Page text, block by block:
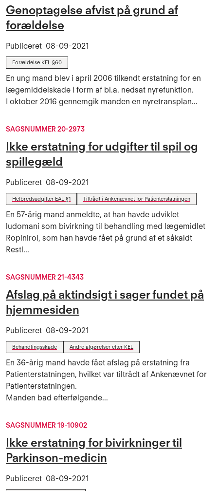
Genoptagelse afvist på grund af
forældelse
Publiceret 08-09-2021
Forældelse KEL §60
En ung mand blev i april 2006 tilkendt erstatning for en
lægemiddelskade i form af bl.a. nedsat nyrefunktion.
I oktober 2016 gennemgik manden en nyretransplan...
SAGSNUMMER 20-2973
Ikke erstatning for udgifter til spil og
spillegæld
Publiceret 08-09-2021
Helbredsudgifter EAL §1 Tiltrådt i Ankenævnet for Patienterstatningen
En 57-årig mand anmeldte, at han havde udviklet
ludomani som bivirkning til behandling med lægemidlet
Ropinirol, som han havde fået på grund af et såkaldt
Restl...
SAGSNUMMER 21-4343
Afslag på aktindsigt i sager fundet på
hjemmesiden
Publiceret 08-09-2021
Behandlingsskade Andre afgørelser efter KEL
En 36-årig mand havde fået afslag på erstatning fra
Patienterstatningen, hvilket var tiltrådt af Ankenævnet for
Patienterstatningen.
Manden bad efterfølgende...
SAGSNUMMER 19-10902
Ikke erstatning for bivirkninger til
Parkinson-medicin
Publiceret 08-09-2021